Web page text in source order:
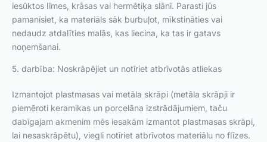
iesūktos līmes, krāsas vai hermētiķa slānī. Parasti jūs
pamanīsiet, ka materiāls sāk burbuļot, mīkstināties vai
nedaudz atdalīties malās, kas liecina, ka tas ir gatavs
noņemšanai.
5. darbība: Noskrāpējiet un notīriet atbrīvotās atliekas
Izmantojot plastmasas vai metāla skrāpi (metāla skrāpji ir
piemēroti keramikas un porcelāna izstrādājumiem, taču
dabīgajam akmenim mēs iesakām izmantot plastmasas skrāpi,
lai nesaskrāpētu), viegli notīriet atbrīvotos materiālu no flīzes.